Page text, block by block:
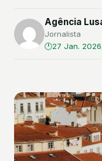
Agência
Jornalista
27 Jan.